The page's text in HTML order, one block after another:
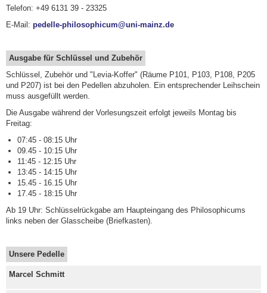
Telefon: +49 6131 39 - 23325
E-Mail: pedelle-philosophicum@uni-mainz.de
Ausgabe für Schlüssel und Zubehör
Schlüssel, Zubehör und "Levia-Koffer" (Räume P101, P103, P108, P205
und P207) ist bei den Pedellen abzuholen. Ein entsprechender Leihschein
muss ausgefüllt werden.
Die Ausgabe während der Vorlesungszeit erfolgt jeweils Montag bis
Freitag:
07:45 - 08:15 Uhr
09.45 - 10:15 Uhr
11:45 - 12:15 Uhr
13:45 - 14:15 Uhr
15.45 - 16.15 Uhr
17.45 - 18:15 Uhr
Ab 19 Uhr: Schlüsselrückgabe am Haupteingang des Philosophicums
links neben der Glasscheibe (Briefkasten).
Unsere Pedelle
Marcel Schmitt